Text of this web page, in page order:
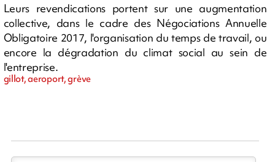
Leurs revendications portent sur une augmentation
collective, dans le cadre des Négociations Annuelle
Obligatoire 2017, l'organisation du temps de travail, ou
encore la dégradation du climat social au sein de
l'entreprise.
gillot, aeroport, grève